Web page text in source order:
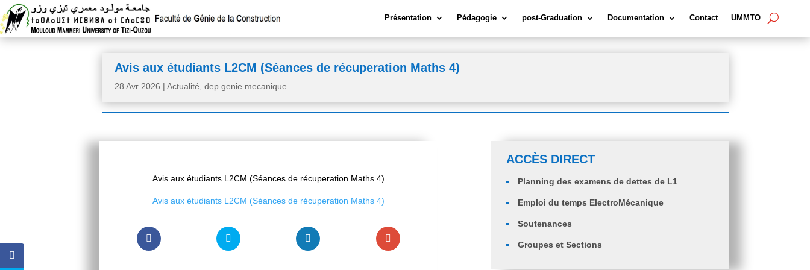
Présentation Pédagogie post-Graduation Documentation Contact UMMTO
Avis aux étudiants L2CM (Séances de récuperation Maths 4)
28 Avr 2026 |Actualité ,dep genie mecanique
Avis aux étudiants L2CM (Séances de récuperation Maths 4)
Avis aux étudiants L2CM (Séances de récuperation Maths 4)
ACCÈS DIRECT
Planning des examens de dettes de L1
Emploi du temps ElectroMécanique
Soutenances
Groupes et Sections